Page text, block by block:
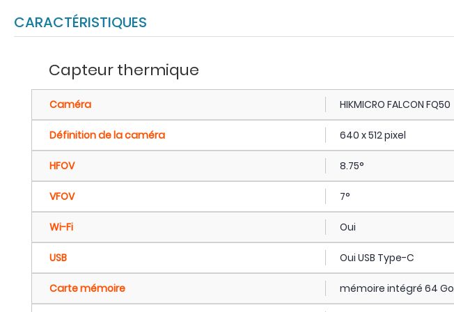
CARACTÉRISTIQUES
Capteur thermique
Caméra HIKMICRO FALCON FQ50
Définition de la caméra 640 x 512 pixel
HFOV 8.75°
VFOV 7°
Wi-Fi Oui
USB Oui USB Type-C
Carte mémoire mémoire intégré 64 Go